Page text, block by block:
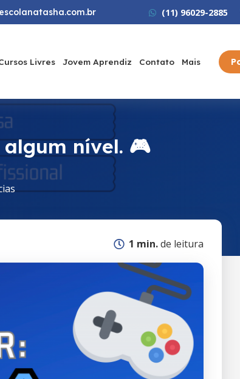
(11) 96029-2885
Livres Jovem Aprendiz Contato Mais
nível. 🎮
1 min.de leitura